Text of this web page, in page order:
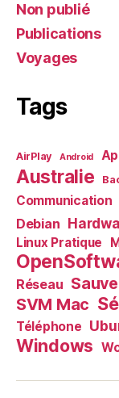
Non publié
Publications
Voyages
Tags
AirPlay Android
Australie
Communication
Debian
Linux Pratique
Réseau
SVM Mac
Téléphone
Windows